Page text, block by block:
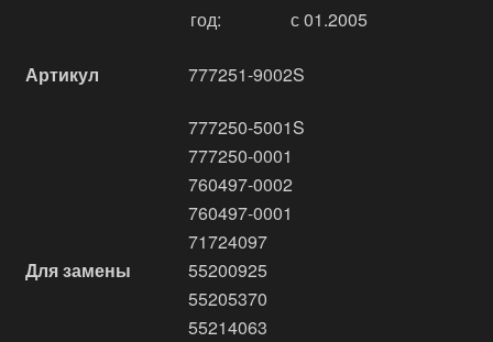
год: с 01.2005
Артикул 777251-9002S
Для замены
777250-5001S
777250-0001
760497-0002
760497-0001
71724097
55200925
55205370
55214063